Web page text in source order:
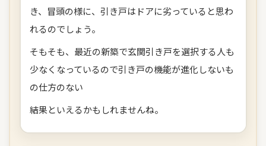
き、冒頭の様に、引き戸はドアに劣っていると思わ
れるのでしょう。
そもそも、最近の新築で玄関引き戸を選択する人も
少なくなっているので引き戸の機能が進化しないも
の仕方のない
結果といえるかもしれませんね。